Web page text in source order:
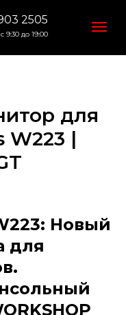
9:30 до 19:00
2505
для
W223 |
Новый
для